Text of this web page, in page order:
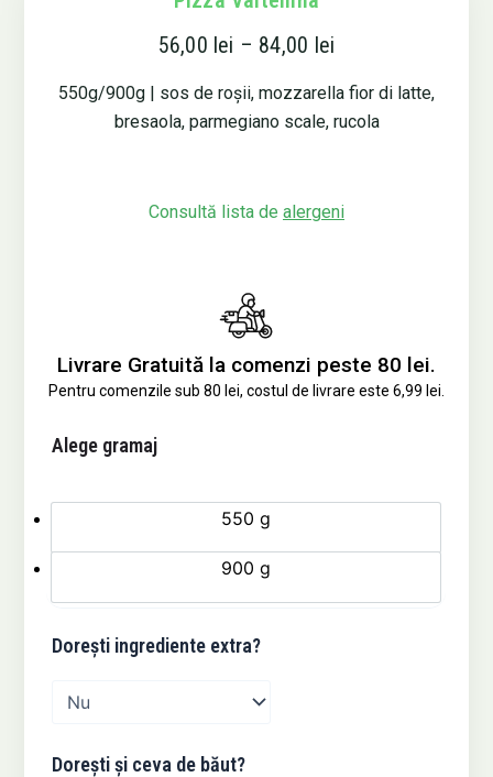
56,00 lei – 84,00 lei
550g/900g | sos de roșii, mozzarella fior di latte,
bresaola, parmegiano scale, rucola
Consultă lista de alergeni
Livrare Gratuită la comenzi peste 80 lei.
Pentru comenzile sub 80 lei, costul de livrare este 6,99 lei.
Alege gramaj
550 g
900 g
Dorești ingrediente extra?
Dorești și ceva de băut?
Cantitate
Pizza